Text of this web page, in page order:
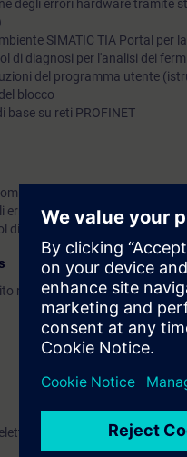
degli errori hardware tramite
SIMATIC TIA Portal per
di diagnosi per l'analisi dei
del programma utente
blocco
base su reti PROFINET
tipici di un sistema di
errori hardware
diagnostici per diagnosticare
richiesto.
e meccanici